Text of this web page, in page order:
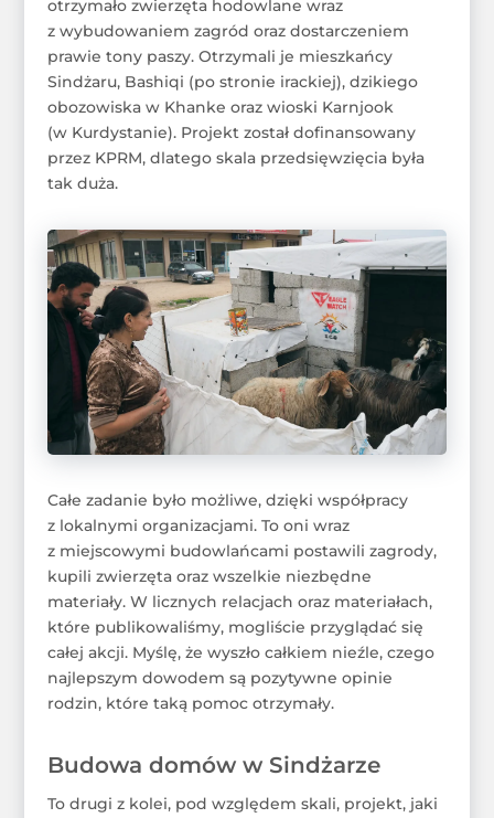
otrzymało zwierzęta hodowlane wraz
z wybudowaniem zagród oraz dostarczeniem
prawie tony paszy. Otrzymali je mieszkańcy
Sindżaru, Bashiqi (po stronie irackiej), dzikiego
obozowiska w Khanke oraz wioski Karnjook
(w Kurdystanie). Projekt został dofinansowany
przez KPRM, dlatego skala przedsięwzięcia była
tak duża.
Całe zadanie było możliwe, dzięki współpracy
z lokalnymi organizacjami. To oni wraz
z miejscowymi budowlańcami postawili zagrody,
kupili zwierzęta oraz wszelkie niezbędne
materiały. W licznych relacjach oraz materiałach,
które publikowaliśmy, mogliście przyglądać się
całej akcji. Myślę, że wyszło całkiem nieźle, czego
najlepszym dowodem są pozytywne opinie
rodzin, które taką pomoc otrzymały.
Budowa domów w Sindżarze
To drugi z kolei, pod względem skali, projekt, jaki